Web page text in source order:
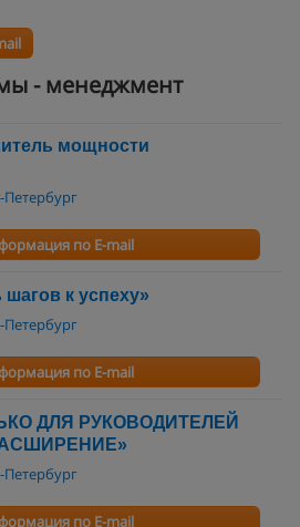
- менеджмент
мощности
Петербург
по E-mail
к успеху»
Петербург
по E-mail
ДЛЯ РУКОВОДИТЕЛЕЙ
Петербург
по E-mail